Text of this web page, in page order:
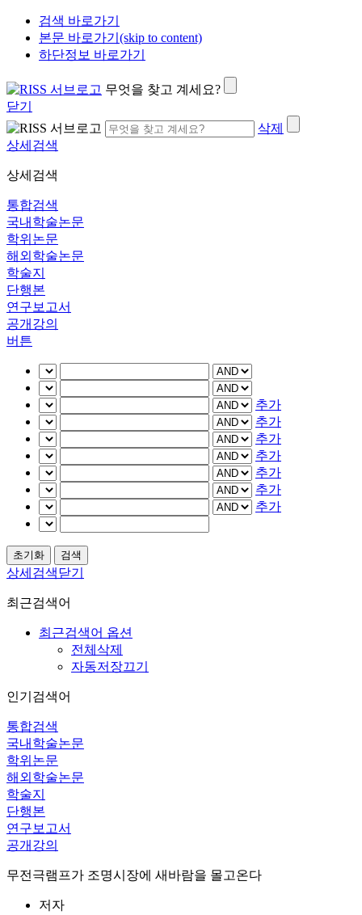
검색 바로가기
본문 바로가기(skip to content)
하단정보 바로가기
무엇을 찾고 계세요?
닫기
삭제
상세검색
상세검색
통합검색
국내학술논문
학위논문
해외학술논문
학술지
단행본
연구보고서
공개강의
버튼
추가
추가
추가
추가
추가
추가
추가
상세검색닫기
최근검색어
최근검색어 옵션
전체삭제
자동저장끄기
인기검색어
통합검색
국내학술논문
학위논문
해외학술논문
학술지
단행본
연구보고서
공개강의
무전극램프가 조명시장에 새바람을 몰고온다
저자